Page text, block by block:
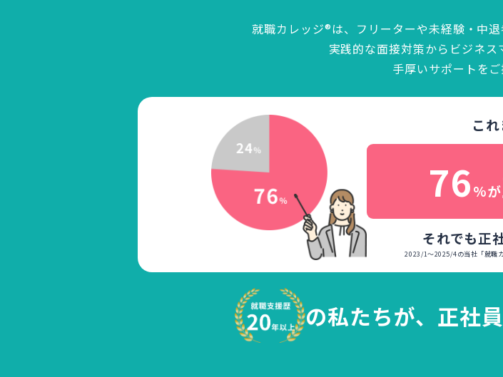
就職カレッジ®は、フリーターや未経験・中
実践的な面接対策からビジネス
手厚いサポートを
こ
76%が
それでも正
2023/1～2025/4の当社「就職
の私たちが、 正社